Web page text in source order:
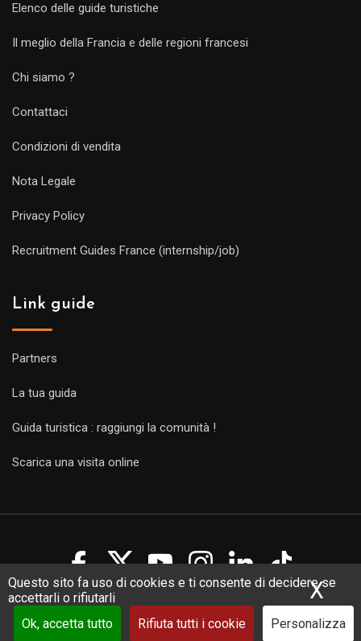
Questo sito fa uso di cookies e ti consente di decidere se
accettarli o rifiutarli
Ok, accetta tutto
Rifiuta tutti i cookie Personalizza
X
Elenco delle guide turistiche
Il meglio della Francia e delle regioni francesi
Chi siamo ?
Contattaci
Condizioni di vendita
Nota Legale
Privacy Policy
Recruitment Guides France (internship/job)
Link guide
Partners
La tua guida
Guida turistica : raggiungi la comunità !
Scarica una visita online
Copyright Guides 2021. Tous droits réservés.
Développement
web sur mesurepar iSoluce